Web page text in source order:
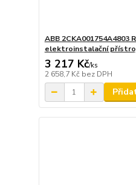
ABB 2CKA001754A4803
elektroinstalační
3 217 Kč/ks
2 658,7 Kč bez DPH